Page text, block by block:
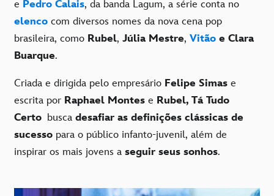
e Pedro Calais, da banda Lagum, a série conta no
elenco com diversos nomes da nova cena pop
brasileira, como Rubel, Júlia Mestre, Vitão e Clara
Buarque.
Criada e dirigida pelo empresário Felipe Simas e
escrita por Raphael Montes e Rubel, Tá Tudo
Certo busca desafiar as definições clássicas de
sucesso para o público infanto-juvenil, além de
inspirar os mais jovens a seguir seus sonhos.